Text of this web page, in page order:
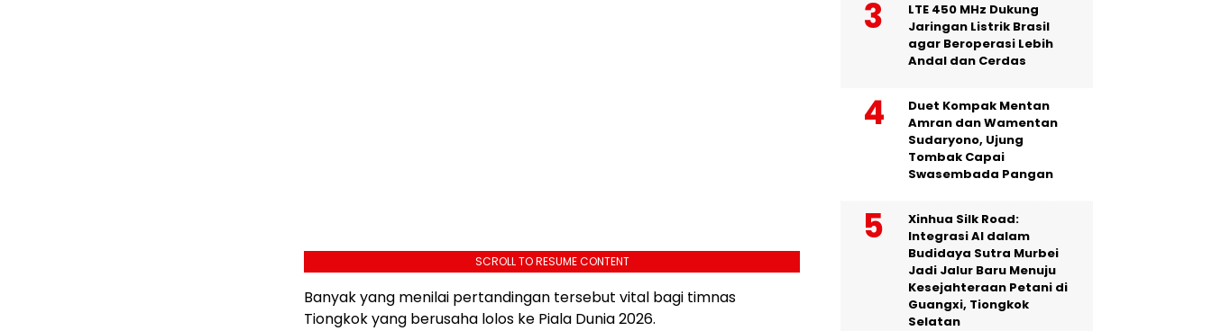
SCROLL TO RESUME CONTENT
Banyak yang menilai pertandingan tersebut vital bagi timnas
Tiongkok yang berusaha lolos ke Piala Dunia 2026.
LTE 450 MHz Dukung
Jaringan Listrik Brasil
agar Beroperasi Lebih
Andal dan Cerdas
Duet Kompak Mentan
Amran dan Wamentan
Sudaryono, Ujung
Tombak Capai
Swasembada Pangan
Xinhua Silk Road:
Integrasi AI dalam
Budidaya Sutra Murbei
Jadi Jalur Baru Menuju
Kesejahteraan Petani di
Guangxi, Tiongkok
Selatan